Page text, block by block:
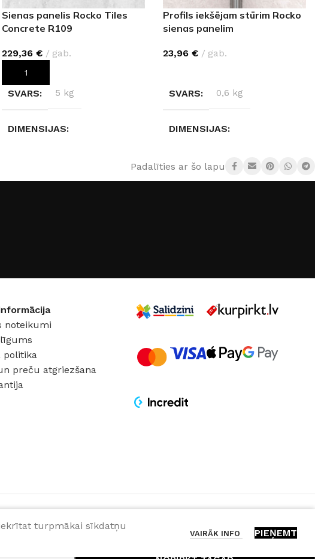
Sienas panelis Rocko Tiles
Concrete R109
229,36€ gab.
PIEVIENOT GROZAM
SVARS 5 kg
DIMENSIJAS
Profils iekšējam stūrim Rocko
sienas panelim
23,96€ gab.
SVARS 0,6 kg
DIMENSIJAS
280 × 2 × 2 cm
Padalīties ar šo lapu:
noteikumi
politika
preču atgriezšana
turpmākai sīkdatņu
VAIRĀK INFO PIEŅEMT
PIEVIENOT GROZAM